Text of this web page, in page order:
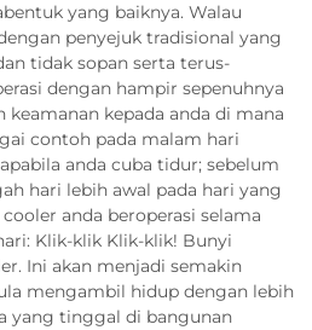
yang baiknya. Walau
penyejuk tradisional yang
tidak sopan serta terus-
dengan hampir sepenuhnya
kepada anda di mana
contoh pada malam hari
anda cuba tidur; sebelum
hari lebih awal pada hari yang
anda beroperasi selama
Klik-klik Klik-klik! Bunyi
Ini akan menjadi semakin
mengambil hidup dengan lebih
yang tinggal di bangunan